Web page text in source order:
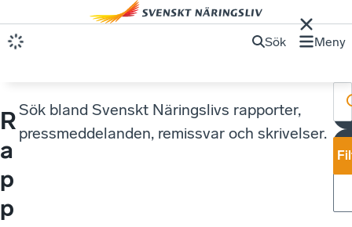
Sök Meny
R
a
p
p
Sök bland Svenskt Näringslivs rapporter,
pressmeddelanden, remissvar och skrivelser.